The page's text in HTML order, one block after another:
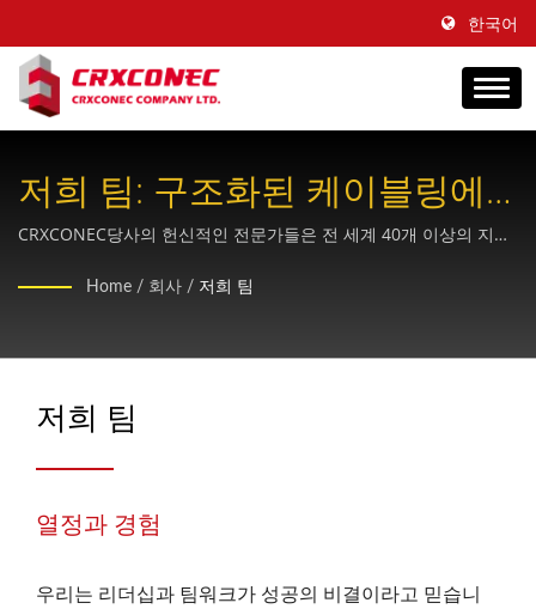
한국어
저희 팀: 구조화된 케이블링에
대한 열정과 경험을 보유하고
있습니다.
CRXCONEC당사의 헌신적인 전문가들은 전 세계 40개 이상의 지점
OEM 브랜드 역량과 품질 우수성에 대한 변함없는 노력을 기울이고
Home / 회사 / 저희 팀
저희 팀
열정과 경험
우리는 리더십과 팀워크가 성공의 비결이라고 믿습니